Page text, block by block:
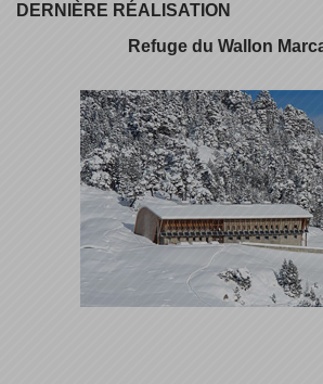
DERNIÈRE RÉALISATION
Refuge du Wallon